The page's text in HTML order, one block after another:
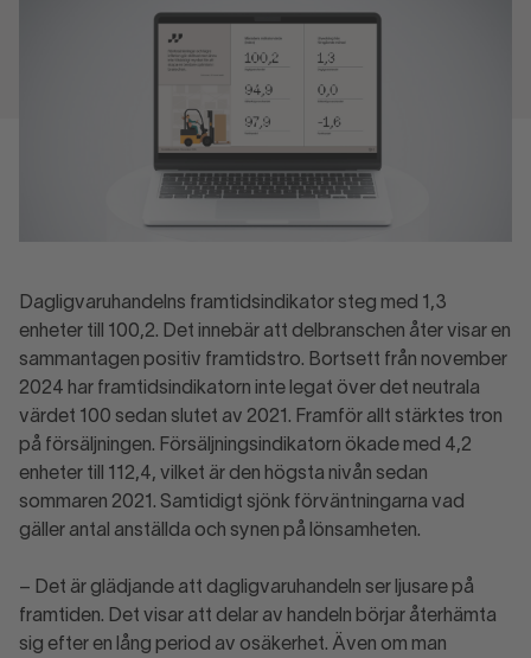
Dagligvaruhandelns framtidsindikator steg med 1,3
enheter till 100,2. Det innebär att delbranschen åter visar en
sammantagen positiv framtidstro. Bortsett från november
2024 har framtidsindikatorn inte legat över det neutrala
värdet 100 sedan slutet av 2021. Framför allt stärktes tron
på försäljningen. Försäljningsindikatorn ökade med 4,2
enheter till 112,4, vilket är den högsta nivån sedan
sommaren 2021. Samtidigt sjönk förväntningarna vad
gäller antal anställda och synen på lönsamheten.
– Det är glädjande att dagligvaruhandeln ser ljusare på
framtiden. Det visar att delar av handeln börjar återhämta
sig efter en lång period av osäkerhet. Även om man